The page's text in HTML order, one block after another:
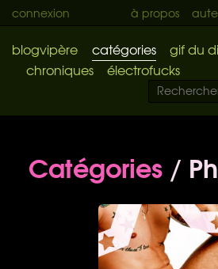
connexion à propos
blogvipère catégories
gif du
chroniques
électrofucks
Catégories/